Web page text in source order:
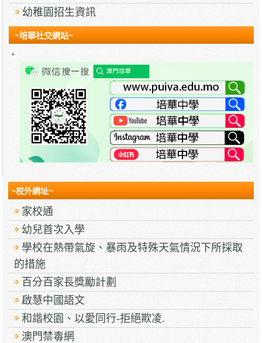
幼稚園招生資訊
~培華社交網站~
~校外網址~
家校通
幼兒首次入學
學校在熱帶氣旋、暴雨及特殊天氣情況下所採取
的措施
百分百家長獎勵計劃
啟慧中國語文
和諧校園、以愛同行-拒絕欺凌.
澳門禁毒網